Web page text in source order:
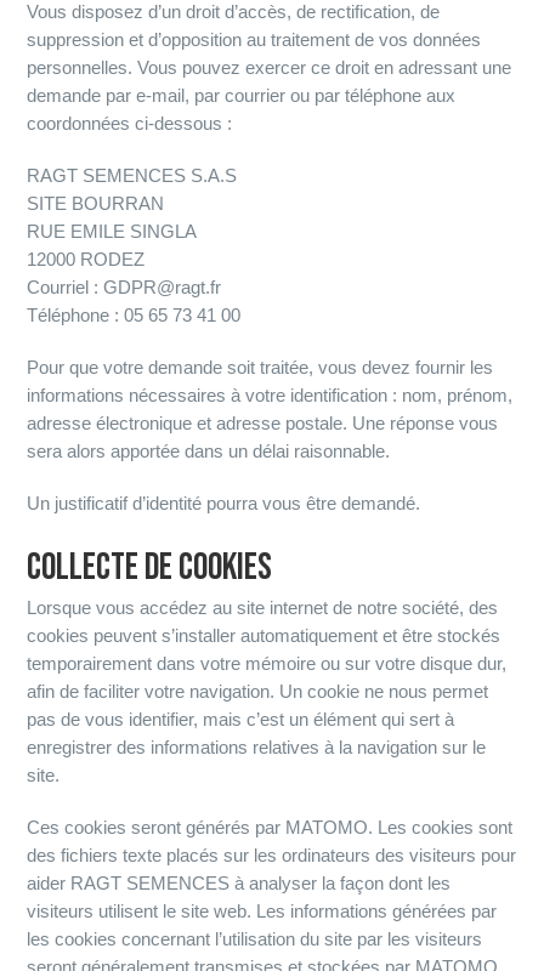
Vous disposez d’un droit d’accès, de rectification, de
suppression et d’opposition au traitement de vos données
personnelles. Vous pouvez exercer ce droit en adressant une
demande par e-mail, par courrier ou par téléphone aux
coordonnées ci-dessous :
RAGT SEMENCES S.A.S
SITE BOURRAN
RUE EMILE SINGLA
12000 RODEZ
Courriel : GDPR@ragt.fr
Téléphone : 05 65 73 41 00
Pour que votre demande soit traitée, vous devez fournir les
informations nécessaires à votre identification : nom, prénom,
adresse électronique et adresse postale. Une réponse vous
sera alors apportée dans un délai raisonnable.
Un justificatif d’identité pourra vous être demandé.
COLLECTE DE COOKIES
Lorsque vous accédez au site internet de notre société, des
cookies peuvent s’installer automatiquement et être stockés
temporairement dans votre mémoire ou sur votre disque dur,
afin de faciliter votre navigation. Un cookie ne nous permet
pas de vous identifier, mais c’est un élément qui sert à
enregistrer des informations relatives à la navigation sur le
site.
Ces cookies seront générés par MATOMO. Les cookies sont
des fichiers texte placés sur les ordinateurs des visiteurs pour
aider RAGT SEMENCES à analyser la façon dont les
visiteurs utilisent le site web. Les informations générées par
les cookies concernant l’utilisation du site par les visiteurs